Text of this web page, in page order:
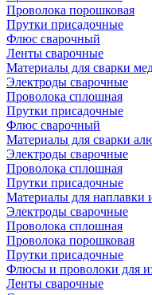
Проволока порошковая
Прутки присадочные
Флюс сварочный
Ленты сварочные
Материалы для сварки
Электроды сварочные
Проволока сплошная
Прутки присадочные
Флюс сварочный
Материалы для сварки
Электроды сварочные
Проволока сплошная
Прутки присадочные
Материалы для наплавки
Электроды сварочные
Проволока сплошная
Проволока порошковая
Прутки присадочные
Флюсы и проволоки для
Ленты сварочные